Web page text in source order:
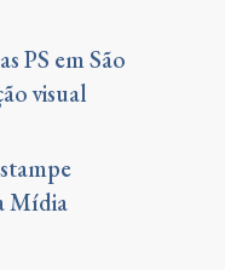
PS em São
visual
Mídia